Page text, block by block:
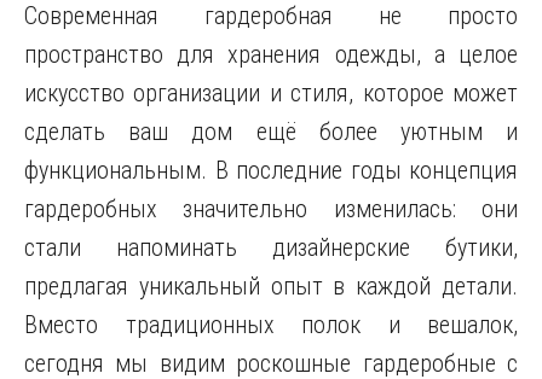
Современная гардеробная не просто
пространство для хранения одежды, а целое
искусство организации и стиля, которое может
сделать ваш дом ещё более уютным и
функциональным. В последние годы концепция
гардеробных значительно изменилась: они
стали напоминать дизайнерские бутики,
предлагая уникальный опыт в каждой детали.
Вместо традиционных полок и вешалок,
сегодня мы видим роскошные гардеробные с